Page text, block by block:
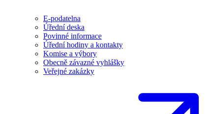
E-podatelna
Úřední deska
Povinné informace
Úřední hodiny a kontakty
Komise a výbory
Obecně závazné vyhlášky
Veřejné zakázky